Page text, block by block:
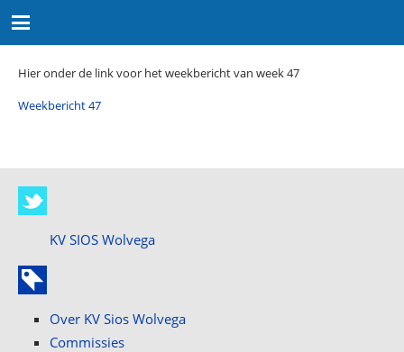
Hier onder de link voor het weekbericht van week 47
Weekbericht 47
KV SIOS Wolvega
Over KV Sios Wolvega
Commissies